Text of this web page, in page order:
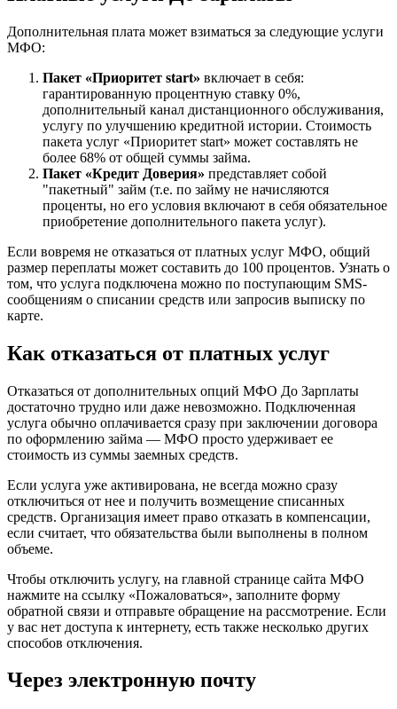
Дополнительная плата может взиматься за следующие услуги
МФО:
Пакет «Приоритет start» включает в себя:
гарантированную процентную ставку 0%,
дополнительный канал дистанционного обслуживания,
услугу по улучшению кредитной истории. Стоимость
пакета услуг «Приоритет start» может составлять не
более 68% от общей суммы займа.
Пакет «Кредит Доверия» представляет собой
"пакетный" займ (т.е. по займу не начисляются
проценты, но его условия включают в себя обязательное
приобретение дополнительного пакета услуг).
Если вовремя не отказаться от платных услуг МФО, общий
размер переплаты может составить до 100 процентов. Узнать о
том, что услуга подключена можно по поступающим SMS-
сообщениям о списании средств или запросив выписку по
карте.
Как отказаться от платных услуг
Отказаться от дополнительных опций МФО До Зарплаты
достаточно трудно или даже невозможно. Подключенная
услуга обычно оплачивается сразу при заключении договора
по оформлению займа — МФО просто удерживает ее
стоимость из суммы заемных средств.
Если услуга уже активирована, не всегда можно сразу
отключиться от нее и получить возмещение списанных
средств. Организация имеет право отказать в компенсации,
если считает, что обязательства были выполнены в полном
объеме.
Чтобы отключить услугу, на главной странице сайта МФО
нажмите на ссылку «Пожаловаться», заполните форму
обратной связи и отправьте обращение на рассмотрение. Если
у вас нет доступа к интернету, есть также несколько других
способов отключения.
Через электронную почту